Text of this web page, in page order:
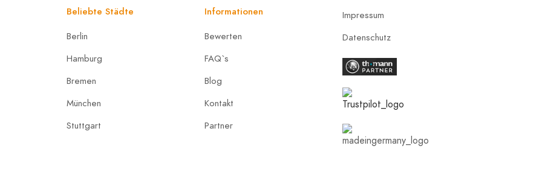
Beliebte Städte
Berlin
Hamburg
Bremen
München
Stuttgart
Informationen
Bewerten
FAQ`s
Blog
Kontakt
Partner
Impressum
Datenschutz